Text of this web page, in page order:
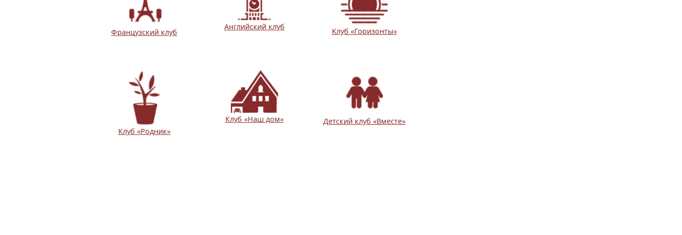
Наука
Виртуальный тур
Контакты
Французский клуб
Английский клуб Kлуб «Горизонты»
Клуб «Родник»
Клуб «Наш дом» Детский клуб «Вместе»